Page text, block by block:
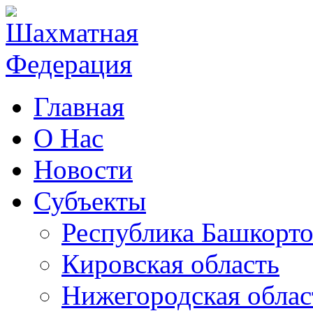
Главная
О Нас
Новости
Субъекты
Республика
Кировская область
Нижегородская